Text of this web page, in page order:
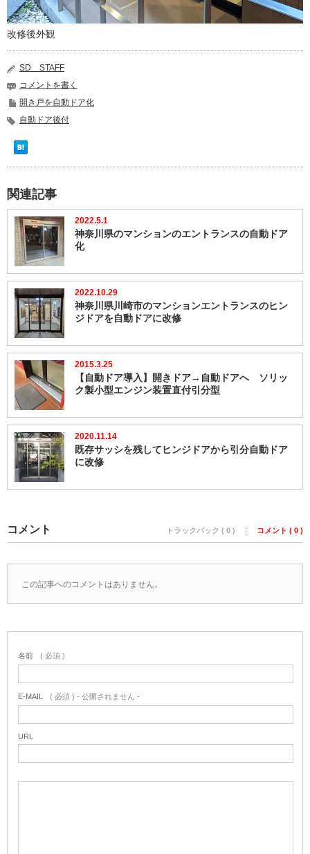
改修後外観
SD STAFF
コメントを書く
開き戸を自動ドア化
自動ドア後付
関連記事
2022.5.1
神奈川県のマンションのエントランスの自動ドア
化
2022.10.29
神奈川県川崎市のマンションエントランスのヒン
ジドアを自動ドアに改修
2015.3.25
【自動ドア導入】開きドア→自動ドアへ ソリッ
ク製小型エンジン装置直付引分型
2020.11.14
既存サッシを残してヒンジドアから引分自動ドア
に改修
コメント トラックバック ( 0 ) コメント ( 0 )
この記事へのコメントはありません。
名前 ( 必須 )
E-MAIL ( 必須 ) - 公開されません -
URL